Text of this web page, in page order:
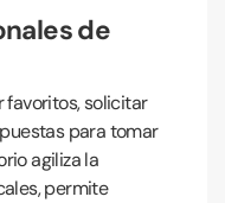
de
favoritos, solicitar
para tomar
agiliza la
permite